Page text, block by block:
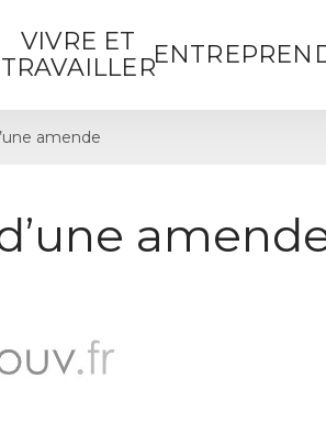
VIVRE ET
TRAVAILLER
amende